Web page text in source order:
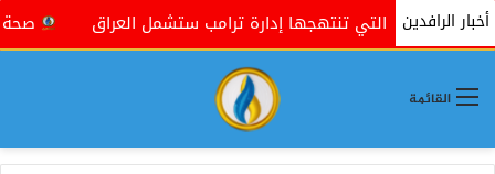
أخبار الرافدينالتي تنتهجها إدارة ترامب ستشمل العراق صحة غزة:
القائمة